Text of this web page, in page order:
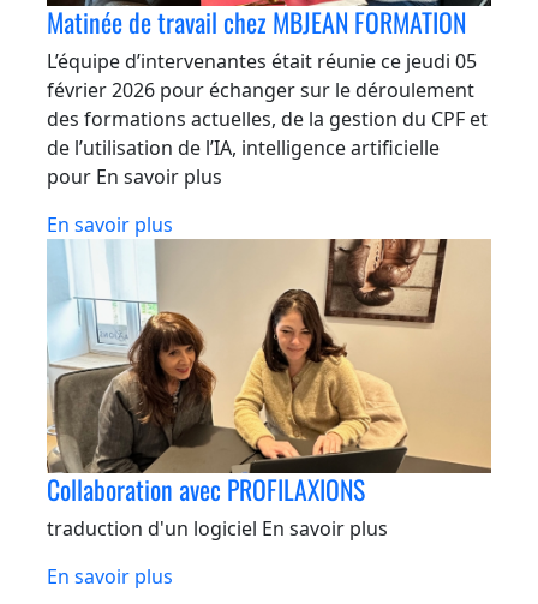
Matinée de travail chez MBJEAN FORMATION
L’équipe d’intervenantes était réunie ce jeudi 05
février 2026 pour échanger sur le déroulement
des formations actuelles, de la gestion du CPF et
de l’utilisation de l’IA, intelligence artificielle
pour En savoir plus
En savoir plus
Collaboration avec PROFILAXIONS
traduction d'un logiciel En savoir plus
En savoir plus